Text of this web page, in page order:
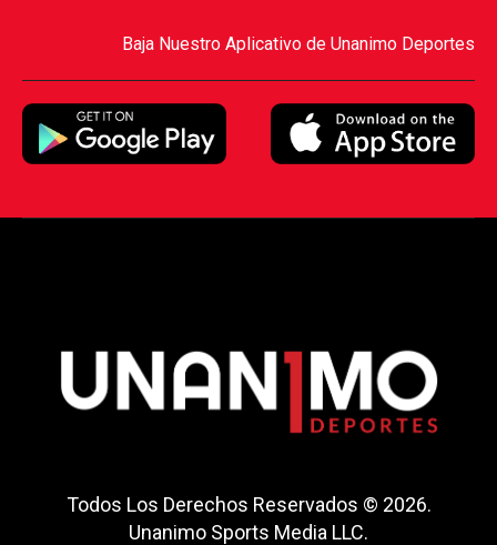
Baja Nuestro Aplicativo de Unanimo Deportes
Todos Los Derechos Reservados © 2026.
Unanimo Sports Media LLC.